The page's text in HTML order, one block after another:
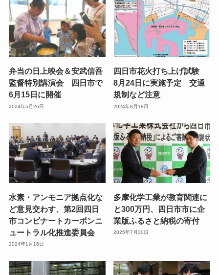
弁当の日上映会＆安武信吾
監督特別講演会 四日市で
6月15日に開催
2024年5月26日
四日市花火打ち上げ試験
8月24日に実施予定 交通
規制など注意
2024年8月18日
水素・アンモニア拠点化な
ど意見交わす、第2回四日
市コンビナートカーボンニ
ュートラル化推進委員会
2024年1月16日
多摩化学工業が教育関連に
と300万円、四日市市に企
業版ふるさと納税の寄付
2025年7月30日